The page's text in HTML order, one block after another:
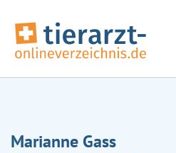
Marianne Gass